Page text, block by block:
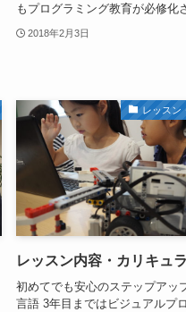
もプログラミング教育が必修化
2018年2月3日
レッスン
レッスン内容・カリキュ
初めてでも安心のステップアッ
言語 3年目まではビジュアルプ